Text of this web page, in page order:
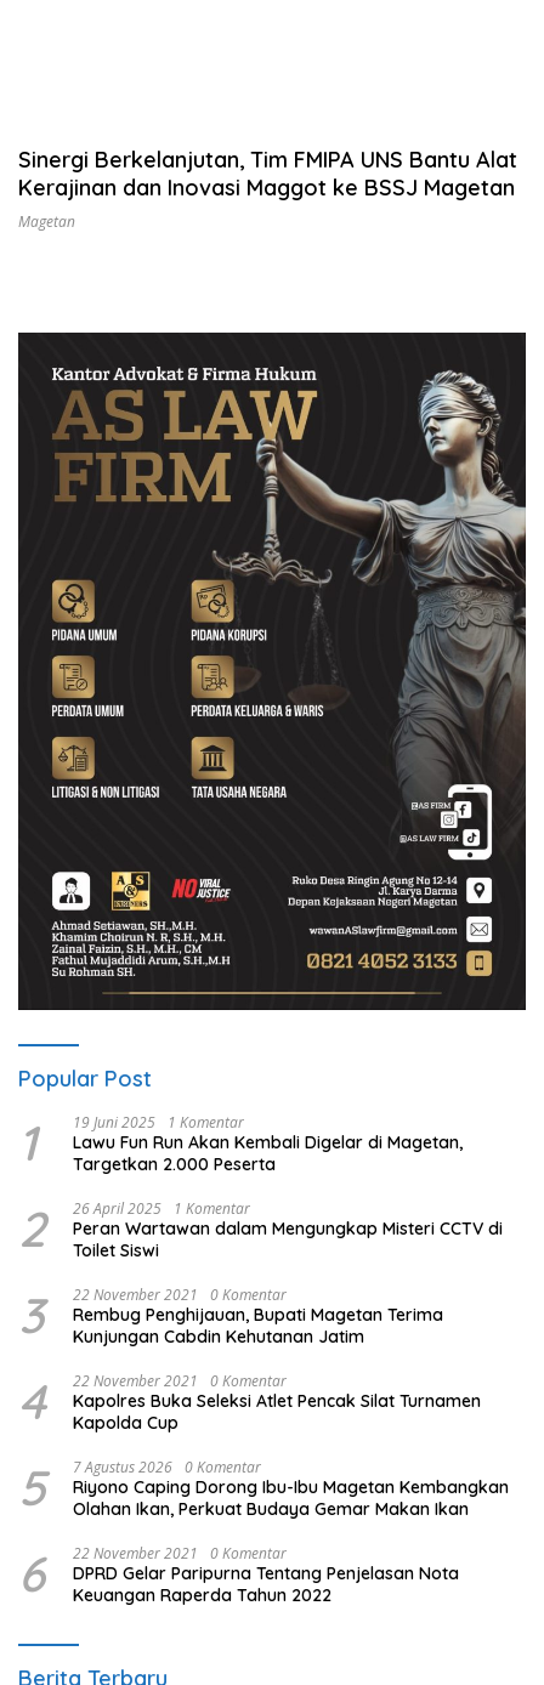
Sinergi Berkelanjutan, Tim FMIPA UNS Bantu Alat
Kerajinan dan Inovasi Maggot ke BSSJ Magetan
Magetan
Popular Post
1 19 Juni 2025 1 Komentar
Lawu Fun Run Akan Kembali Digelar di Magetan,
Targetkan 2.000 Peserta
2 26 April 2025 1 Komentar
Peran Wartawan dalam Mengungkap Misteri CCTV di
Toilet Siswi
3 22 November 2021 0 Komentar
Rembug Penghijauan, Bupati Magetan Terima
Kunjungan Cabdin Kehutanan Jatim
4 22 November 2021 0 Komentar
Kapolres Buka Seleksi Atlet Pencak Silat Turnamen
Kapolda Cup
5 7 Agustus 2026 0 Komentar
Riyono Caping Dorong Ibu-Ibu Magetan Kembangkan
Olahan Ikan, Perkuat Budaya Gemar Makan Ikan
6 22 November 2021 0 Komentar
DPRD Gelar Paripurna Tentang Penjelasan Nota
Keuangan Raperda Tahun 2022
Berita Terbaru